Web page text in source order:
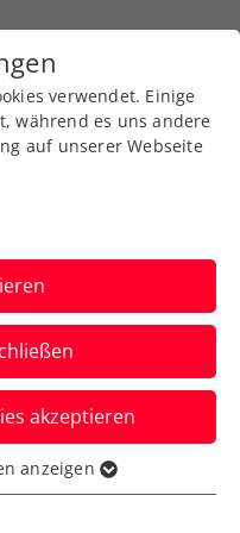
verwendet. Einige
während es uns andere
auf unserer Webseite
akzeptieren
anzeigen